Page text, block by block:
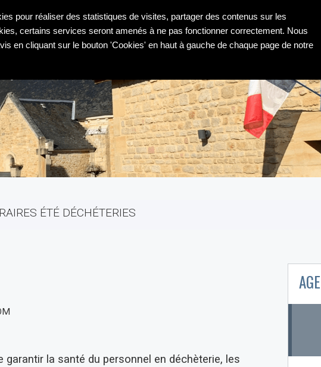
pour réaliser des statistiques de visites, partager des contenus sur les
certains services seront amenés à ne pas fonctionner correctement. Nous
en cliquant sur le bouton 'Cookies' en haut à gauche de chaque page de notre
VOTRE MAIRIE VIE DE LA
ÉTÉ DÉCHÉTERIES
la santé du personnel en déchèterie, les